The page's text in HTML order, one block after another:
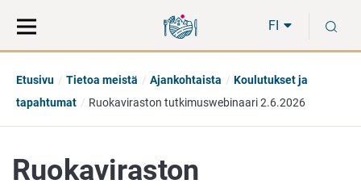
suoraan
sisältöön
koko
sivuston
FI
Etusivu Tietoa meistä Ajankohtaista
Koulutukset ja
tapahtumat
Ruokaviraston tutkimuswebinaari 2.6.2026
Ruokaviraston